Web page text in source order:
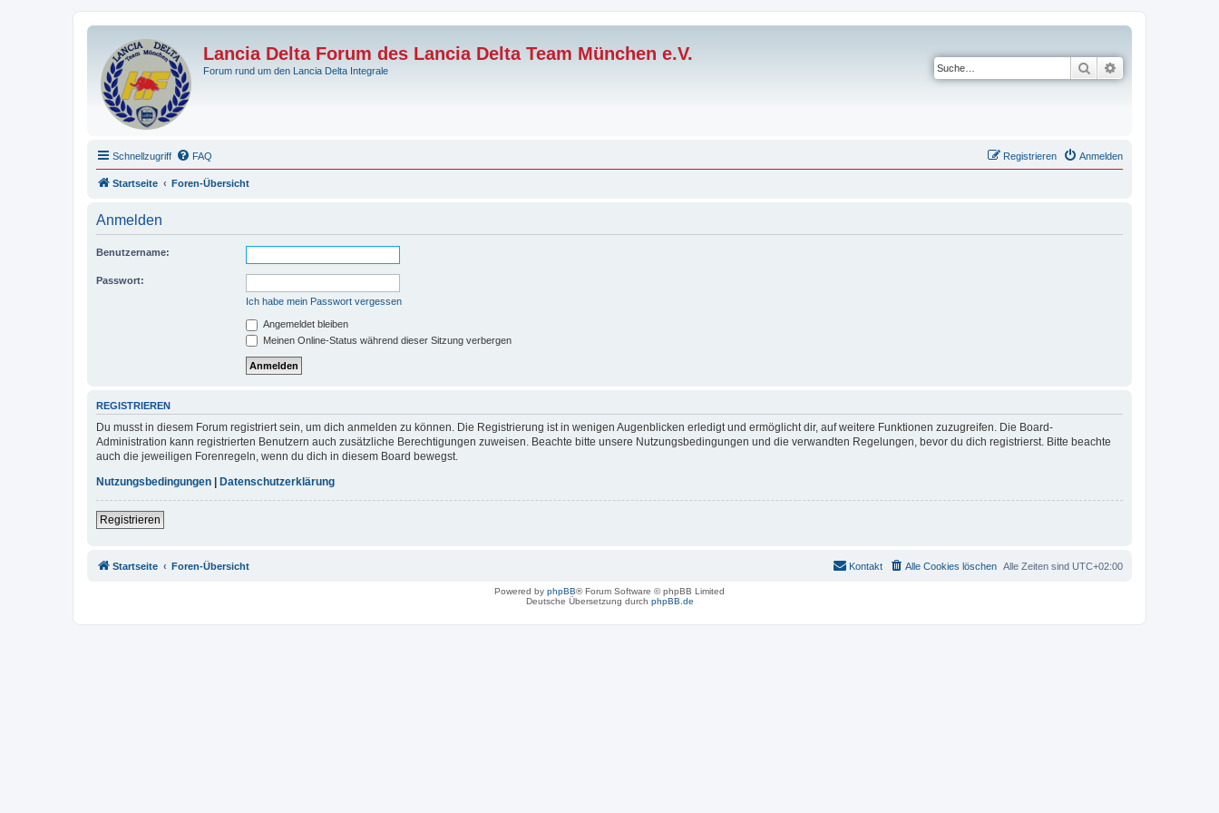
Lancia Delta Forum des Lancia Delta Team München e.V.
Forum rund um den Lancia Delta Integrale Suche
Schnellzugriff FAQ Anmelden
Registrieren
Startseite Foren-Übersicht
Anmelden
Benutzername:
Passwort:
Ich habe mein Passwort vergessen
Angemeldet bleiben
Meinen Online-Status während dieser Sitzung verbergen
REGISTRIEREN
Du musst in diesem Forum registriert sein, um dich anmelden zu können. Die Registrierung ist in wenigen Augenblicken erledigt und ermöglicht dir, auf weitere Funktionen zuzugreifen. Die Board-
Administration kann registrierten Benutzern auch zusätzliche Berechtigungen zuweisen. Beachte bitte unsere Nutzungsbedingungen und die verwandten Regelungen, bevor du dich registrierst. Bitte beachte
auch die jeweiligen Forenregeln, wenn du dich in diesem Board bewegst.
Nutzungsbedingungen | Datenschutzerklärung
Registrieren
Startseite Foren-Übersicht Alle Zeiten sind UTC+02:00
Alle Cookies löschen
Kontakt
Powered by phpBB® Forum Software © phpBB Limited
Deutsche Übersetzung durch phpBB.de